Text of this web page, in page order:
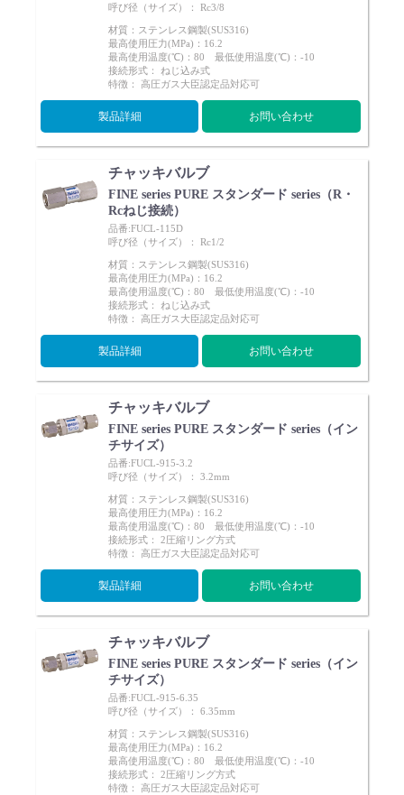
Language：日本語
お問い合わせ
呼び径（サイズ）： Rc3/8
材質：ステンレス鋼製(SUS316)
最高使用圧力(MPa)：16.2
最高使用温度(℃)：80 最低使用温度(℃)：-10
接続形式： ねじ込み式
特徴： 高圧ガス大臣認定品対応可
製品詳細 お問い合わせ
チャッキバルブ
FINE series PURE スタンダード series（R・
Rcねじ接続）
品番:FUCL-115D
呼び径（サイズ）： Rc1/2
材質：ステンレス鋼製(SUS316)
最高使用圧力(MPa)：16.2
最高使用温度(℃)：80 最低使用温度(℃)：-10
接続形式： ねじ込み式
特徴： 高圧ガス大臣認定品対応可
製品詳細 お問い合わせ
チャッキバルブ
FINE series PURE スタンダード series（イン
チサイズ）
品番:FUCL-915-3.2
呼び径（サイズ）： 3.2mm
材質：ステンレス鋼製(SUS316)
最高使用圧力(MPa)：16.2
最高使用温度(℃)：80 最低使用温度(℃)：-10
接続形式： 2圧縮リング方式
特徴： 高圧ガス大臣認定品対応可
製品詳細 お問い合わせ
チャッキバルブ
FINE series PURE スタンダード series（イン
チサイズ）
品番:FUCL-915-6.35
呼び径（サイズ）： 6.35mm
材質：ステンレス鋼製(SUS316)
最高使用圧力(MPa)：16.2
最高使用温度(℃)：80 最低使用温度(℃)：-10
接続形式： 2圧縮リング方式
特徴： 高圧ガス大臣認定品対応可